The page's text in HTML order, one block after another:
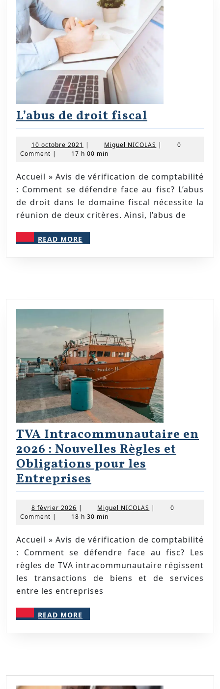
L’abus de droit fiscal
de
droit
10 octobre 2021 10
octobre
| Miguel NICOLAS Miguel
|
0
Comment | 17 h 00 min
Accueil » Avis de vérification de comptabilité
: Comment se défendre face au fisc? L’abus
de droit dans le domaine fiscal nécessite la
réunion de deux critères. Ainsi, l’abus de
READ MORE
MORE
TVA Intracommunautaire en
2026 : Nouvelles Règles et
Obligations pour les
EntreprisesTVA
en
2026
:
Nouvelles
Règles
et
Obligations
8 février 2026 8
février
| Miguel NICOLAS Miguel
|
0
Comment | 18 h 30 min
Accueil » Avis de vérification de comptabilité
: Comment se défendre face au fisc? Les
règles de TVA intracommunautaire régissent
les transactions de biens et de services
entre les entreprises
READ MORE
MORE